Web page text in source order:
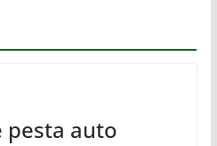
pesta auto